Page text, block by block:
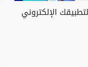
الإلكتروني